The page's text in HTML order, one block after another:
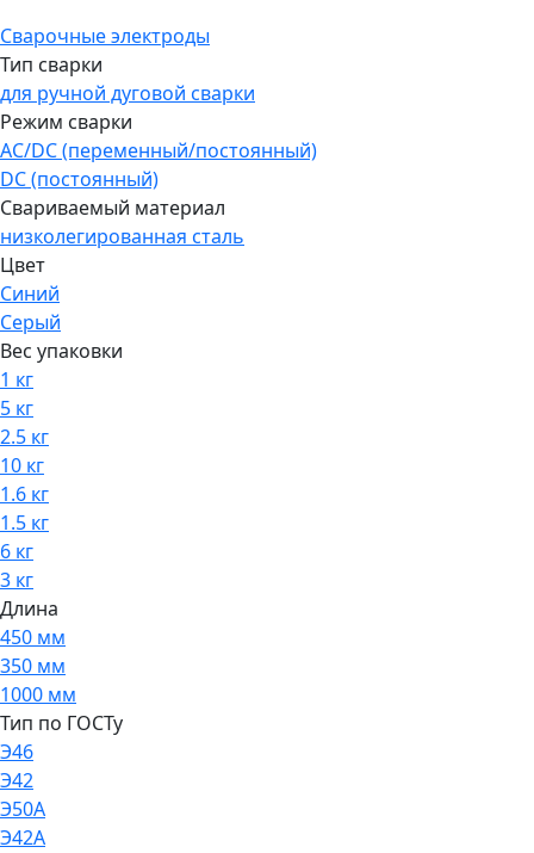
Сварочные электроды
Тип сварки
для ручной дуговой сварки
Режим сварки
AC/DC (переменный/постоянный)
DC (постоянный)
Свариваемый материал
низколегированная сталь
Цвет
Синий
Серый
Вес упаковки
1 кг
5 кг
2.5 кг
10 кг
1.6 кг
1.5 кг
6 кг
3 кг
Длина
450 мм
350 мм
1000 мм
Тип по ГОСТу
Э46
Э42
Э50А
Э42А